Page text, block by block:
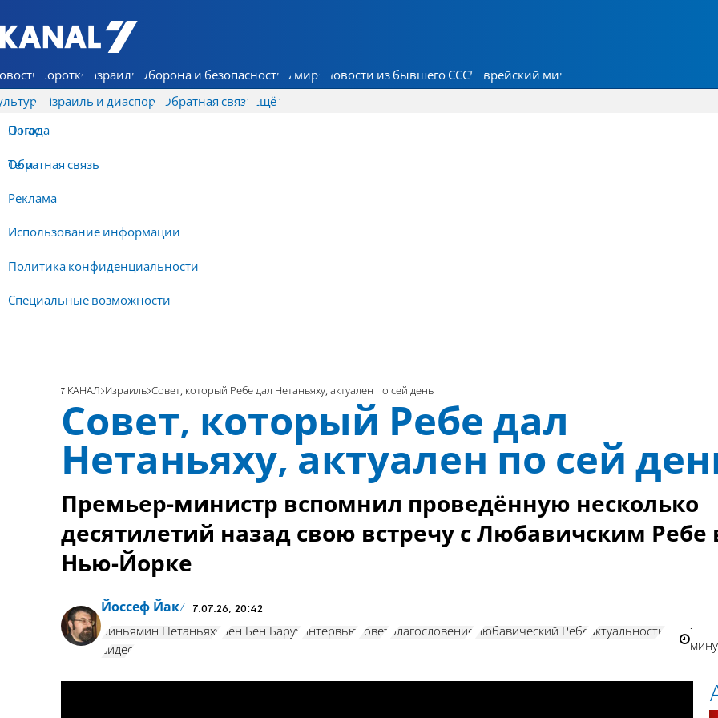
7 КАНАЛ - Аруц Шева
Коротко Израиль Оборона и безопасность В мире Новости из бывшего СССР Еврейский мир
Израиль и диаспора Обратная связь
О нас
Обратная связь
Реклама
Использование информации
Политика конфиденциальности
Специальные возможности
Ещё
Погода
Теги
7 КАНАЛ Израиль Совет, который Ребе дал Нетаньяху, актуален по сей день
Совет, который Ребе дал
Нетаньяху, актуален по сей
Премьер-министр вспомнил проведённую несколько
десятилетий назад свою встречу с Любавичским Ребе
Нью-Йорке
Йоссеф Йак 7.07.26, 20:42
Биньямин Нетаньяху Бен Бен Барух интервью совет благословение Любавический Ребе актуальность
видео
1